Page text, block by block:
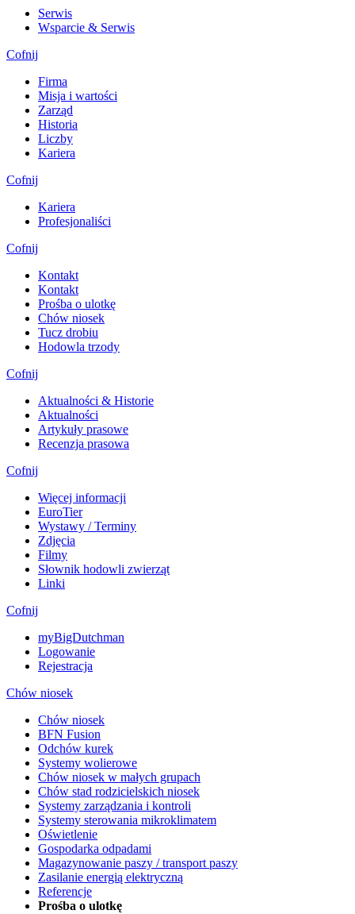
Serwis
Wsparcie & Serwis
Cofnij
Firma
Misja i wartości
Zarząd
Historia
Liczby
Kariera
Cofnij
Kariera
Profesjonaliści
Cofnij
Kontakt
Kontakt
Prośba o ulotkę
Chów niosek
Tucz drobiu
Hodowla trzody
Cofnij
Aktualności & Historie
Aktualności
Artykuły prasowe
Recenzja prasowa
Cofnij
Więcej informacji
EuroTier
Wystawy / Terminy
Zdjęcia
Filmy
Słownik hodowli zwierząt
Linki
Cofnij
myBigDutchman
Logowanie
Rejestracja
Chów niosek
Chów niosek
BFN Fusion
Odchów kurek
Systemy wolierowe
Chów niosek w małych grupach
Chów stad rodzicielskich niosek
Systemy zarządzania i kontroli
Systemy sterowania mikroklimatem
Oświetlenie
Gospodarka odpadami
Magazynowanie paszy / transport paszy
Zasilanie energią elektryczną
Referencje
Prośba o ulotkę